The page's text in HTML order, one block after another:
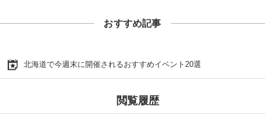
おすすめ記事
北海道で今週末に開催されるおすすめイベント20選
閲覧履歴